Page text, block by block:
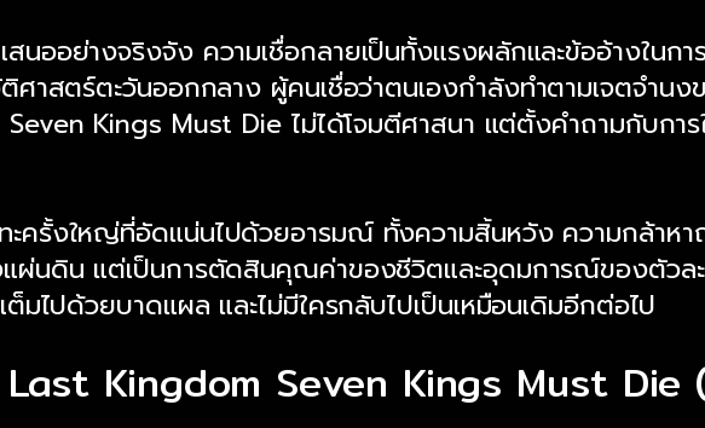
สนออย่างจริงจัง ความเชื่อกลายเป็นทั้งแรงผลักและข้ออ้างใน
ติศาสตร์ตะวันออกกลาง ผู้คนเชื่อว่าตนเองกำลังทำตามเจตจำ
Kings Must Die ไม่ได้โจมตีศาสนา แต่ตั้งคำถามกับการ
ะครั้งใหญ่ที่อัดแน่นไปด้วยอารมณ์ ทั้งความสิ้นหวัง ความกล้าหา
แผ่นดิน แต่เป็นการตัดสินคุณค่าของชีวิตและอุดมการณ์ของตัวล
ต็มไปด้วยบาดแผล และไม่มีใครกลับไปเป็นเหมือนเดิมอีกต่อไป
Kingdom Seven Kings Must Die